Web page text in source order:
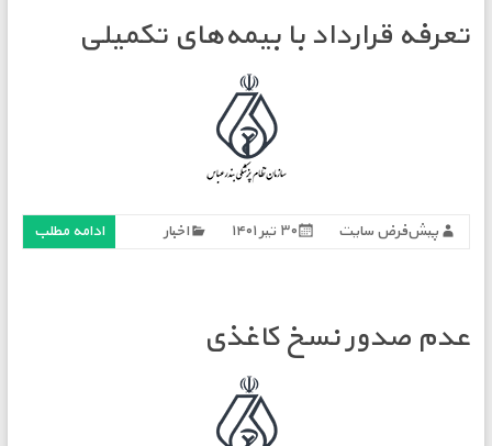
تعرفه قرارداد با بیمه‌های تکمیلی
پیش‌فرض سایت ۳۰ تیر ۱۴۰۱ اخبار ادامه مطلب
عدم صدور نسخ کاغذی